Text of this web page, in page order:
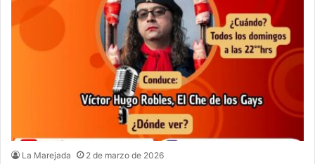
La Marejada 2 de marzo de 2026